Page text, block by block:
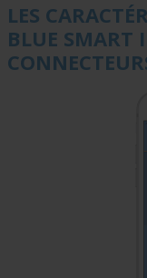
LES
BLUE SMART